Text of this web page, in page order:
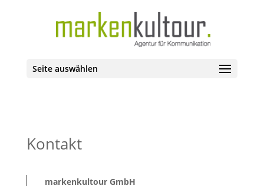
Seite auswählen
Kontakt
markenkultour GmbH